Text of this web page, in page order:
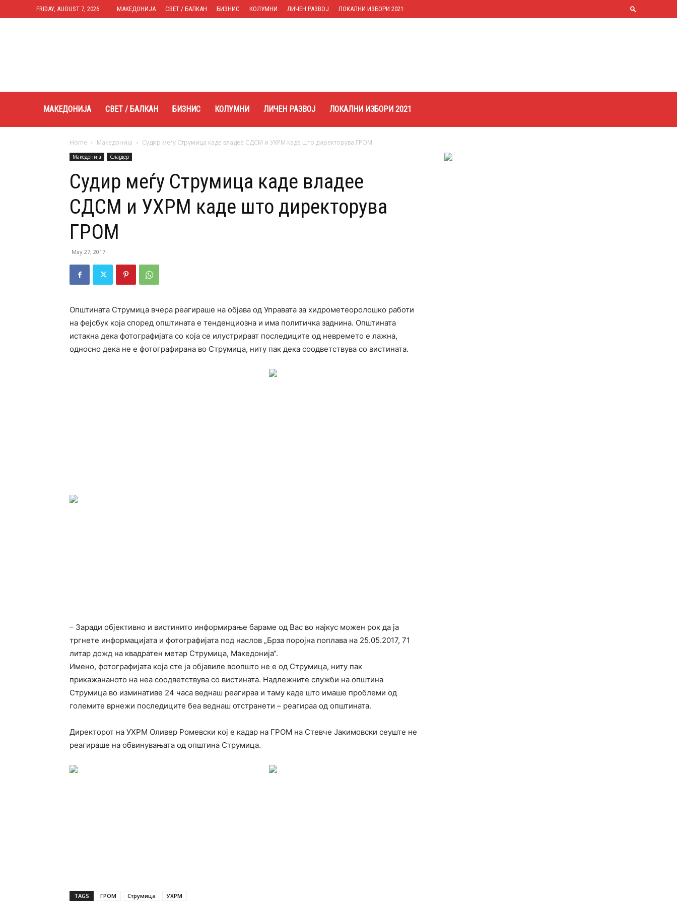
FRIDAY, AUGUST 7, 2026 МАКЕДОНИЈА СВЕТ / БАЛКАН БИЗНИС КОЛУМНИ ЛИЧЕН РАЗВОЈ ЛОКАЛНИ ИЗБОРИ 2021
МАКЕДОНИЈА СВЕТ / БАЛКАН БИЗНИС КОЛУМНИ ЛИЧЕН РАЗВОЈ ЛОКАЛНИ ИЗБОРИ 2021
Home Македонија Судир меѓу Струмица каде владее СДСМ и УХРМ каде што директорува ГРОМ
Македонија Слајдер
Судир меѓу Струмица каде владее
СДСМ и УХРМ каде што директорува
ГРОМ
May 27, 2017
Општината Струмица вчера реагираше на објава од Управата за хидрометеоролошко работи
на фејсбук која според општината е тенденциозна и има политичка заднина. Општината
истакна дека фотографијата со која се илустрираат последиците од невремето е лажна,
односно дека не е фотографирана во Струмица, ниту пак дека соодветствува со вистината.
– Заради објективно и вистинито информирање бараме од Вас во најкус можен рок да ја
тргнете информацијата и фотографијата под наслов „Брза поројна поплава на 25.05.2017, 71
литар дожд на квадратен метар Струмица, Македонија“.
Имено, фотографијата која сте ја објавиле воопшто не е од Струмица, ниту пак
прикажананото на неа соодветствува со вистината. Надлежните служби на општина
Струмица во изминативе 24 часа веднаш реагираа и таму каде што имаше проблеми од
големите врнежи последиците беа веднаш отстранети – реагираа од општината.
Директорот на УХРМ Оливер Ромевски кој е кадар на ГРОМ на Стевче Јакимовски сеуште не
реагираше на обвинувањата од општина Струмица.
TAGS ГРОМ Струмица УХРМ